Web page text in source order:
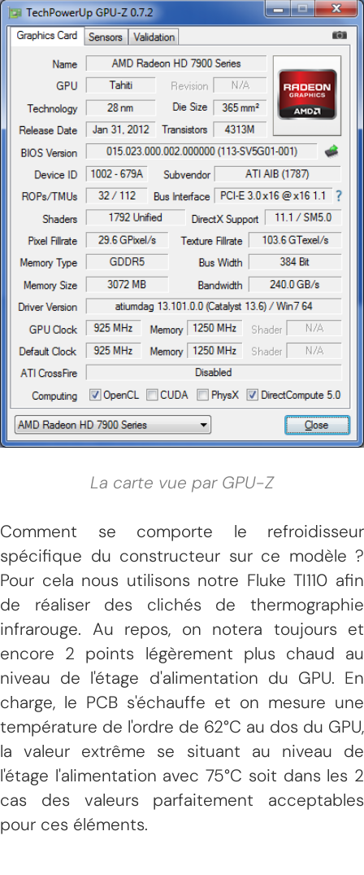
La carte vue par GPU-Z
Comment se comporte le refroidisseur
spécifique du constructeur sur ce modèle ?
Pour cela nous utilisons notre Fluke TI110 afin
de réaliser des clichés de thermographie
infrarouge. Au repos, on notera toujours et
encore 2 points légèrement plus chaud au
niveau de l'étage d'alimentation du GPU. En
charge, le PCB s'échauffe et on mesure une
température de l'ordre de 62°C au dos du GPU,
la valeur extrême se situant au niveau de
l'étage l'alimentation avec 75°C soit dans les 2
cas des valeurs parfaitement acceptables
pour ces éléments.